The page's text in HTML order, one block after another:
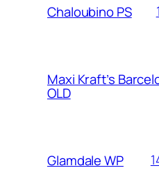
Chaloubino PS
Maxi Kraft’s
OLD
Glamdale WP